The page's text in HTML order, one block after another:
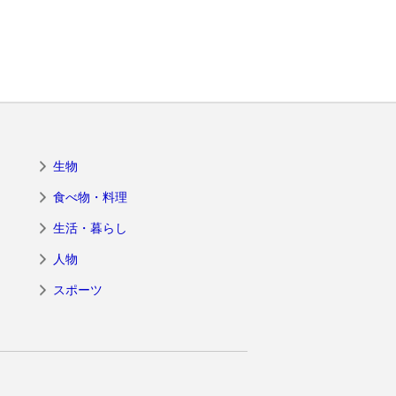
生物
食べ物・料理
生活・暮らし
人物
スポーツ